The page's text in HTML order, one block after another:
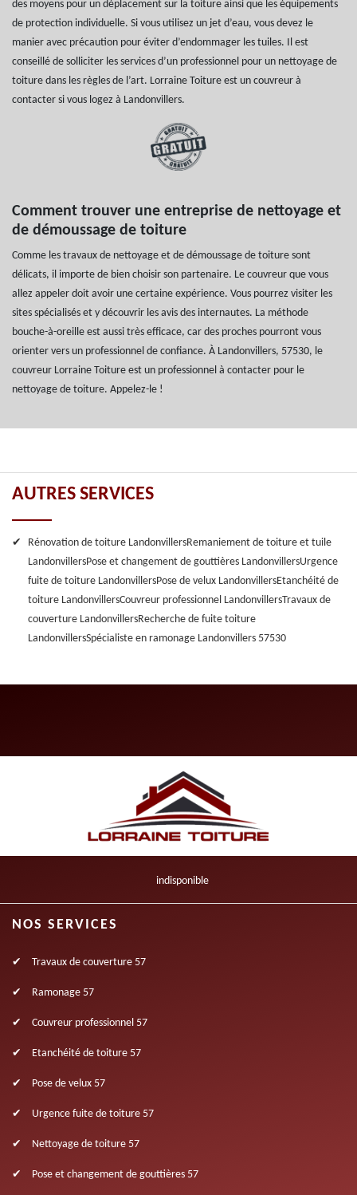
des moyens pour un déplacement sur la toiture ainsi que les équipements
de protection individuelle. Si vous utilisez un jet d’eau, vous devez le
manier avec précaution pour éviter d’endommager les tuiles. Il est
conseillé de solliciter les services d’un professionnel pour un nettoyage de
toiture dans les règles de l’art. Lorraine Toiture est un couvreur à
contacter si vous logez à Landonvillers.
Comment trouver une entreprise de nettoyage et
de démoussage de toiture
Comme les travaux de nettoyage et de démoussage de toiture sont
délicats, il importe de bien choisir son partenaire. Le couvreur que vous
allez appeler doit avoir une certaine expérience. Vous pourrez visiter les
sites spécialisés et y découvrir les avis des internautes. La méthode
bouche-à-oreille est aussi très efficace, car des proches pourront vous
orienter vers un professionnel de confiance. À Landonvillers, 57530, le
couvreur Lorraine Toiture est un professionnel à contacter pour le
nettoyage de toiture. Appelez-le !
AUTRES SERVICES
Rénovation de toiture LandonvillersRemaniement de toiture et tuile
LandonvillersPose et changement de gouttières LandonvillersUrgence
fuite de toiture LandonvillersPose de velux LandonvillersEtanchéité de
toiture LandonvillersCouvreur professionnel LandonvillersTravaux de
couverture LandonvillersRecherche de fuite toiture
LandonvillersSpécialiste en ramonage Landonvillers 57530
indisponible
NOS SERVICES
Travaux de couverture 57
Ramonage 57
Couvreur professionnel 57
Etanchéité de toiture 57
Pose de velux 57
Urgence fuite de toiture 57
Nettoyage de toiture 57
Pose et changement de gouttières 57